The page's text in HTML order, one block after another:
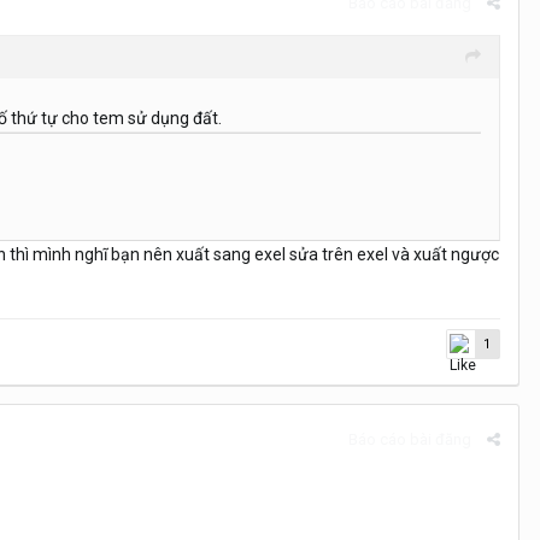
thứ tự cho tem sử dụng đất.
mình nghĩ bạn nên xuất sang exel sửa trên exel và xuất ngược
1